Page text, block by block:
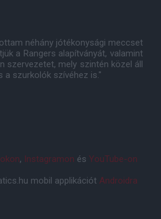
néhány jótékonysági meccset
a Rangers alapítványát, valamint
szervezetet, mely szintén közel áll
a szurkolók szívéhez is."
, Instagramon és YouTube-on
mobil applikációt Androidra